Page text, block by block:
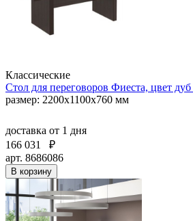
Классические
Стол для переговоров Фиеста, цвет
размер: 2200x1100x760 мм
доставка от 1 дня
166 031
₽
арт. 8686086
В корзину